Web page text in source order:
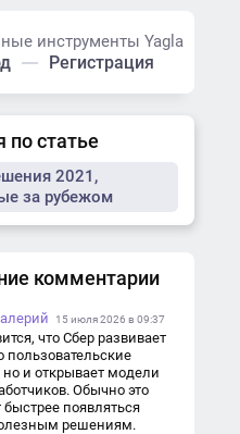
инструменты Yagla
Регистрация
по статье
2021,
за рубежом
комментарии
15 июля 2026 в 09:37
что Сбер развивает
пользовательские
и открывает модели
Обычно это
быстрее появляться
решениям.